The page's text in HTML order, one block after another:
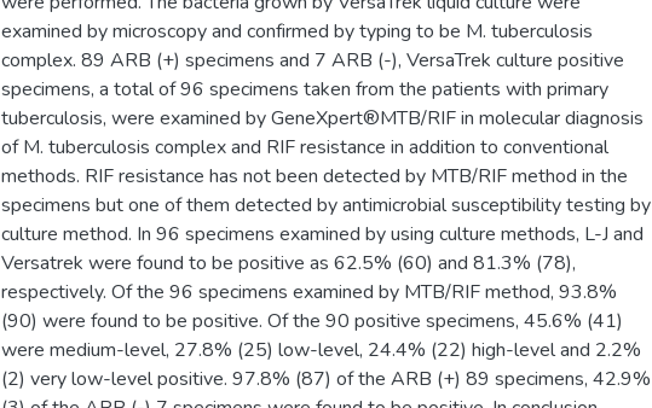
examined by microscopy and confirmed by typing to be M. tuberculosis
complex. 89 ARB (+) specimens and 7 ARB (-), VersaTrek culture positive
specimens, a total of 96 specimens taken from the patients with primary
tuberculosis, were examined by GeneXpert®MTB/RIF in molecular diagnosis
of M. tuberculosis complex and RIF resistance in addition to conventional
methods. RIF resistance has not been detected by MTB/RIF method in the
specimens but one of them detected by antimicrobial susceptibility testing by
culture method. In 96 specimens examined by using culture methods, L-J and
Versatrek were found to be positive as 62.5% (60) and 81.3% (78),
respectively. Of the 96 specimens examined by MTB/RIF method, 93.8%
(90) were found to be positive. Of the 90 positive specimens, 45.6% (41)
were medium-level, 27.8% (25) low-level, 24.4% (22) high-level and 2.2%
(2) very low-level positive. 97.8% (87) of the ARB (+) 89 specimens, 42.9%